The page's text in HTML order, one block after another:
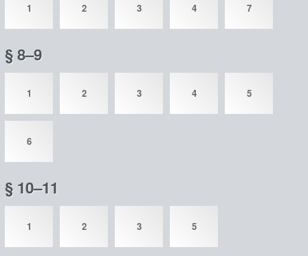
1 2 3 4 7
§ 8–9
1 2 3 4 5
6
§ 10–11
1 2 3 5